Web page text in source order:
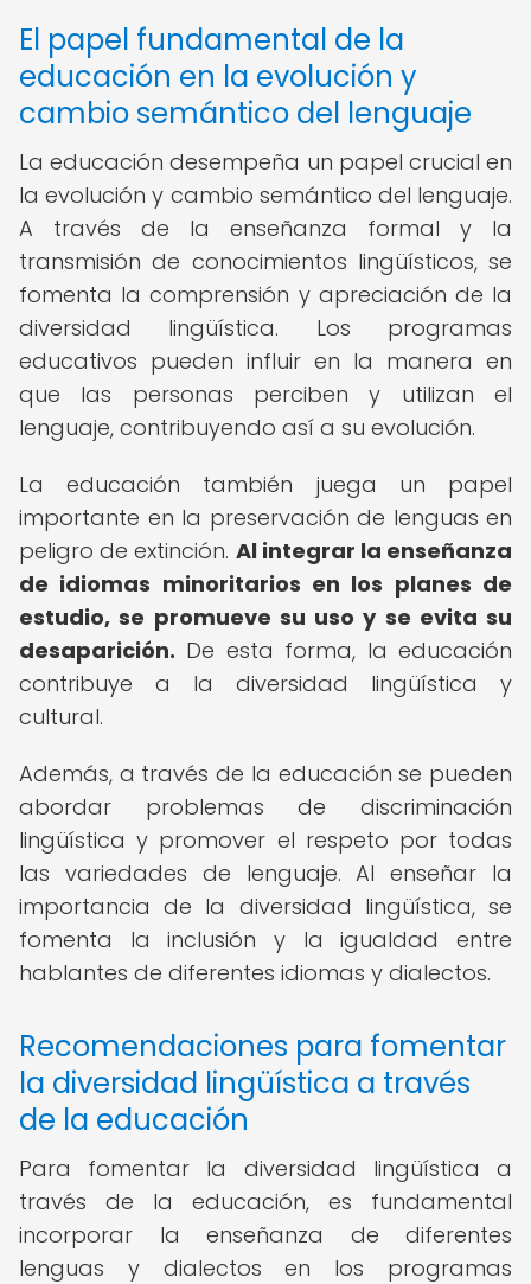
El papel fundamental de la
educación en la evolución y
cambio semántico del lenguaje
La educación desempeña un papel crucial en
la evolución y cambio semántico del lenguaje.
A través de la enseñanza formal y la
transmisión de conocimientos lingüísticos, se
fomenta la comprensión y apreciación de la
diversidad lingüística. Los programas
educativos pueden influir en la manera en
que las personas perciben y utilizan el
lenguaje, contribuyendo así a su evolución.
La educación también juega un papel
importante en la preservación de lenguas en
peligro de extinción. Al integrar la enseñanza
de idiomas minoritarios en los planes de
estudio, se promueve su uso y se evita su
desaparición. De esta forma, la educación
contribuye a la diversidad lingüística y
cultural.
Además, a través de la educación se pueden
abordar problemas de discriminación
lingüística y promover el respeto por todas
las variedades de lenguaje. Al enseñar la
importancia de la diversidad lingüística, se
fomenta la inclusión y la igualdad entre
hablantes de diferentes idiomas y dialectos.
Recomendaciones para fomentar
la diversidad lingüística a través
de la educación
Para fomentar la diversidad lingüística a
través de la educación, es fundamental
incorporar la enseñanza de diferentes
lenguas y dialectos en los programas